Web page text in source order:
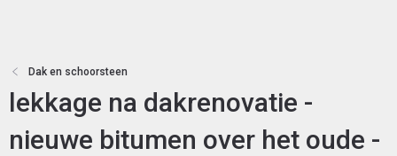
Dak en schoorsteen
lekkage na dakrenovatie -
nieuwe bitumen over het oude -